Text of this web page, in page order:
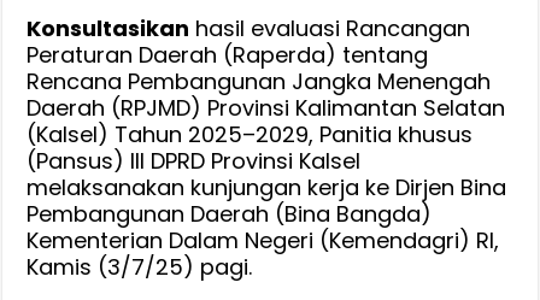
Raperd
RPJMD
2025–
2029,
Pansus
III
DPRD
Kalsel
Konsultasikan hasil evaluasi Rancangan
Peraturan Daerah (Raperda) tentang
Rencana Pembangunan Jangka Menengah
Daerah (RPJMD) Provinsi Kalimantan Selatan
(Kalsel) Tahun 2025–2029, Panitia khusus
(Pansus) III DPRD Provinsi Kalsel
melaksanakan kunjungan kerja ke Dirjen Bina
Pembangunan Daerah (Bina Bangda)
Kementerian Dalam Negeri (Kemendagri) RI,
Kamis (3/7/25) pagi.